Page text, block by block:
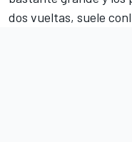
dos vueltas, suele